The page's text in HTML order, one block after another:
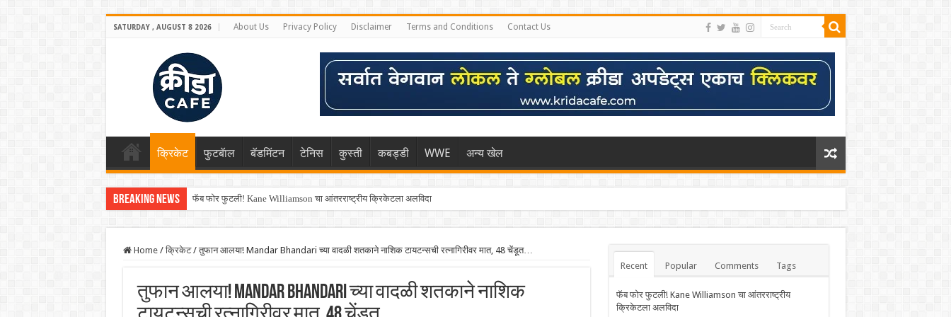
SATURDAY , AUGUST 8 2026 About Us Privacy Policy Disclaimer Terms and Conditions Contact Us
क्रिकेट फुटबॅाल बॅडमिंटन टेनिस कुस्ती कबड्डी WWE अन्य खेल
Breaking News फॅब फोर फुटली! Kane Williamson चा आंतरराष्ट्रीय क्रिकेटला अलविदा
Home / क्रिकेट / तुफान आलया! Mandar Bhandari च्या वादळी शतकाने नाशिक टायटन्सची रत्नागिरीवर मात, 48 चेंडूत…
तुफान आलया! Mandar Bhandari च्या वादळी शतकाने नाशिक
Recent Popular Comments Tags
फॅब फोर फुटली! Kane Williamson चा आंतरराष्ट्रीय
क्रिकेटला अलविदा